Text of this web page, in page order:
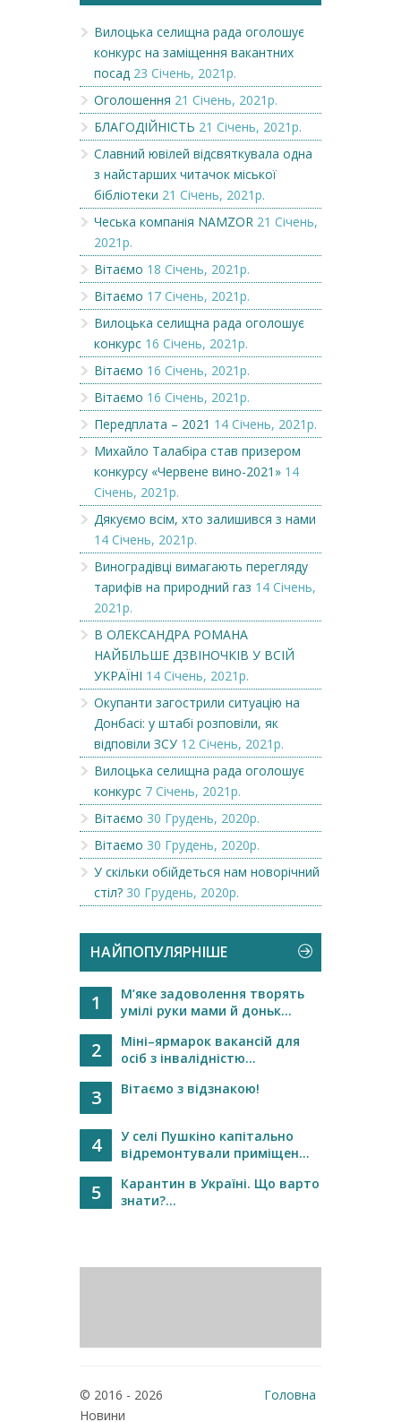
Вилоцька селищна рада оголошує
конкурс на заміщення вакантних
посад 23 Січень, 2021р.
Оголошення 21 Січень, 2021р.
БЛАГОДІЙНІСТЬ 21 Січень, 2021р.
Славний ювілей відсвяткувала одна
з найстарших читачок міської
бібліотеки 21 Січень, 2021р.
Чеська компанія NAMZOR 21 Січень,
2021р.
Вітаємо 18 Січень, 2021р.
Вітаємо 17 Січень, 2021р.
Вилоцька селищна рада оголошує
конкурс 16 Січень, 2021р.
Вітаємо 16 Січень, 2021р.
Вітаємо 16 Січень, 2021р.
Передплата – 2021 14 Січень, 2021р.
Михайло Талабіра став призером
конкурсу «Червене вино-2021» 14
Січень, 2021р.
Дякуємо всім, хто залишився з нами
14 Січень, 2021р.
Виноградівці вимагають перегляду
тарифів на природний газ 14 Січень,
2021р.
В ОЛЕКСАНДРА РОМАНА
НАЙБІЛЬШЕ ДЗВІНОЧКІВ У ВСІЙ
УКРАЇНІ 14 Січень, 2021р.
Окупанти загострили ситуацію на
Донбасі: у штабі розповіли, як
відповіли ЗСУ 12 Січень, 2021р.
Вилоцька селищна рада оголошує
конкурс 7 Січень, 2021р.
Вітаємо 30 Грудень, 2020р.
Вітаємо 30 Грудень, 2020р.
У скільки обійдеться нам новорічний
стіл? 30 Грудень, 2020р.
НАЙПОПУЛЯРНІШЕ
1
М’яке задоволення творять
умілі руки мами й доньк...
2
Міні–ярмарок вакансій для
осіб з інвалідністю...
3 Вітаємо з відзнакою!
4
У селі Пушкіно капітально
відремонтували приміщен...
5
Карантин в Україні. Що варто
знати?...
© 2016 - 2026
Новини
Головна